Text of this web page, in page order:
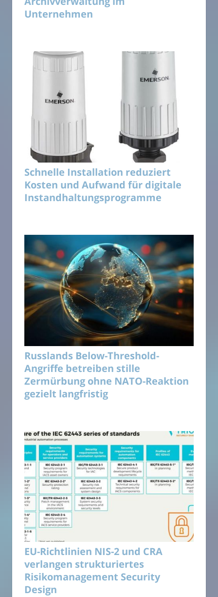
Unternehmen
Schnelle Installation reduziert
Kosten und Aufwand für digitale
Instandhaltungsprogramme
Russlands Below-Threshold-
Angriffe betreiben stille
Zermürbung ohne NATO-Reaktion
gezielt langfristig
EU-Richtlinien NIS-2 und CRA
verlangen strukturiertes
Risikomanagement Security
Design